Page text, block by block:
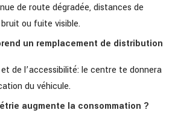
de route dégradée, distances de
ou fuite visible.
un remplacement de distribution
de l’accessibilité: le centre te donnera
du véhicule.
augmente la consommation ?